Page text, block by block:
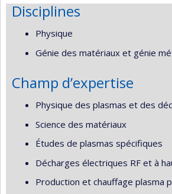
Disciplines
Physique
Génie des matériaux et génie
Champ d’expertise
Physique des plasmas et des
Science des matériaux
Études de plasmas spécifiques
Décharges électriques RF et à
Production et chauffage plasma